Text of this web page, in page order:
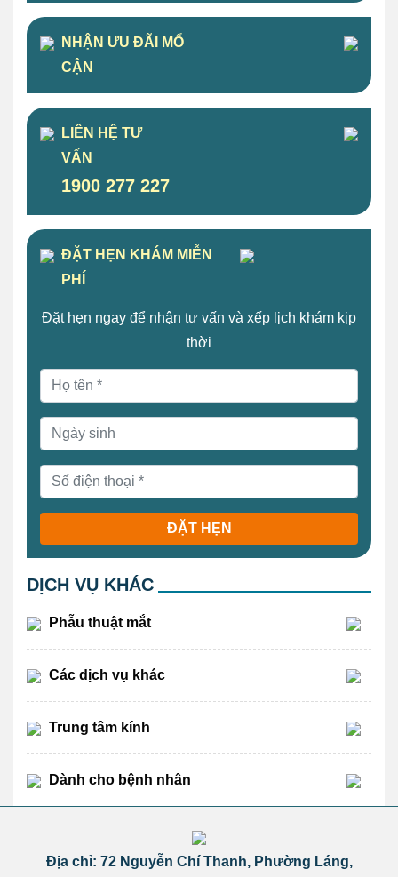
NHẬN ƯU ĐÃI MỔ
CẬN
LIÊN HỆ TƯ
VẤN
1900 277 227
ĐẶT HẸN KHÁM MIỄN
PHÍ
Đặt hẹn ngay để nhận tư vấn và xếp lịch khám kịp
thời
ĐẶT HẸN
DỊCH VỤ KHÁC
Phẫu thuật mắt
Các dịch vụ khác
Trung tâm kính
Dành cho bệnh nhân
Địa chỉ: 72 Nguyễn Chí Thanh, Phường Láng,